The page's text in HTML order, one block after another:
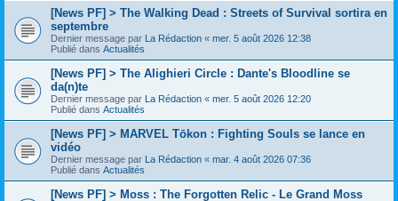
[News PF] > The Walking Dead : Streets of Survival sortira en
septembre
Dernier message par La Rédaction « mer. 5 août 2026 12:38
Publié dans Actualités
[News PF] > The Alighieri Circle : Dante's Bloodline se
da(n)te
Dernier message par La Rédaction « mer. 5 août 2026 12:20
Publié dans Actualités
[News PF] > MARVEL Tōkon : Fighting Souls se lance en
vidéo
Dernier message par La Rédaction « mar. 4 août 2026 07:36
Publié dans Actualités
[News PF] > Moss : The Forgotten Relic - Le Grand Moss